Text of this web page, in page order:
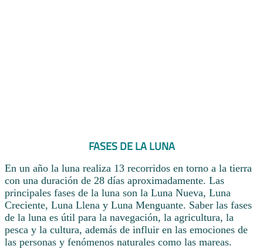
FASES DE LA LUNA
En un año la luna realiza 13 recorridos en torno a la tierra
con una duración de 28 días aproximadamente. Las
principales fases de la luna son la Luna Nueva, Luna
Creciente, Luna Llena y Luna Menguante. Saber las fases
de la luna es útil para la navegación, la agricultura, la
pesca y la cultura, además de influir en las emociones de
las personas y fenómenos naturales como las mareas.